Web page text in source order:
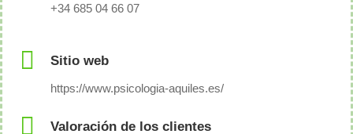
+34 685 04 66 07
Sitio web
https://www.psicologia-aquiles.es/
Valoración de los clientes